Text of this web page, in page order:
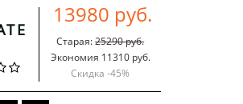
13980 руб.
Старая:25290 руб.
Экономия 11310 руб.
Скидка -45%